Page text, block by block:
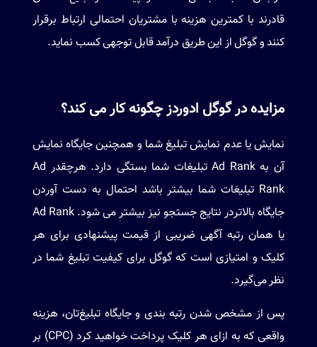
قادرند با کمترین هزینه با مشتریان احتمالی ارتباط برقرار
کنند و گوگل از این طریق درآمد قابل توجهی کسب نماید.
مزایده در گوگل ادوردز چگونه کار می کند؟
نمایش یا عدم نمایش تبلیغ شما و همچنین جایگاه نمایش
آن به Ad Rank تبلیغات شما بستگی دارد. هرچقدر Ad
Rank تبلیغات شما بیشتر باشد احتمال به دست آوردن
جایگاه بالاتردر نتایج جستجو نیز بیشتر می شود. Ad Rank
یا همان رتبه آگهی ضریبی از قیمت پیشنهادی برای هر
کلیک و امتیازی است که گوگل برای کیفیت تبلیغ شما در
نظر می‌گیرد.
پس از مشخص شدن رتبه بندی و جایگاه تبلیغ‌تان، هزینه
واقعی که به ازای هر کلیک پرداخت خواهید کرد (CPC) بر